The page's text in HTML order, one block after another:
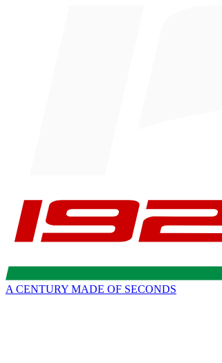
A CENTURY MADE OF SECONDS